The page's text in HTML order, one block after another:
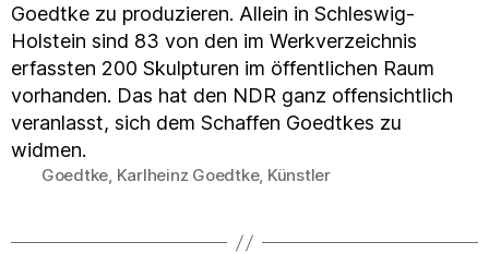
Goedtke zu produzieren. Allein in Schleswig-
Holstein sind 83 von den im Werkverzeichnis
erfassten 200 Skulpturen im öffentlichen Raum
vorhanden. Das hat den NDR ganz offensichtlich
veranlasst, sich dem Schaffen Goedtkes zu
widmen.
Schlagwörter
Goedtke, Karlheinz Goedtke, Künstler